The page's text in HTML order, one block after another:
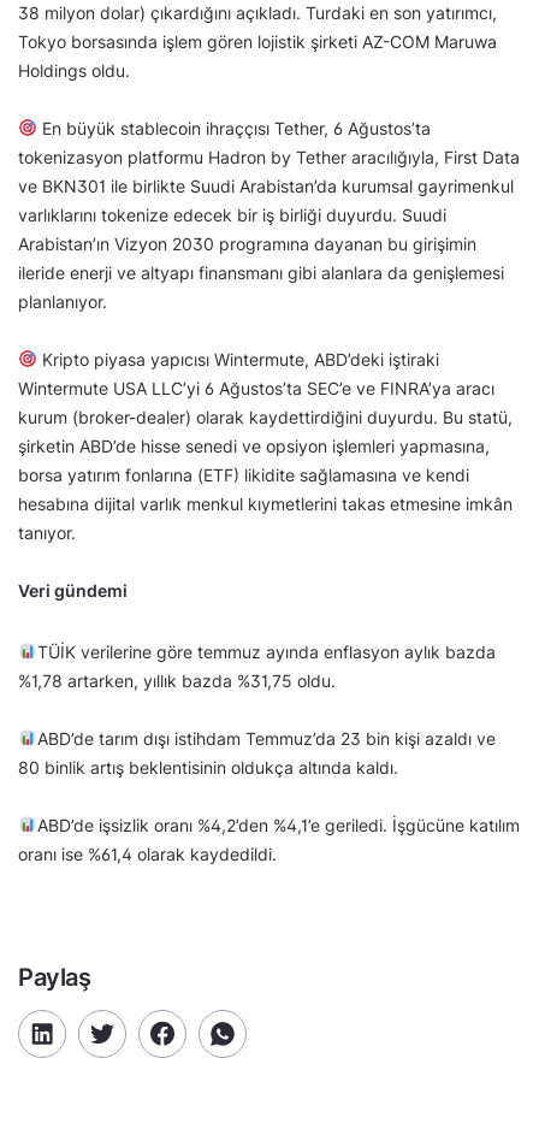
38 milyon dolar) çıkardığını açıkladı. Turdaki en son yatırımcı,
Tokyo borsasında işlem gören lojistik şirketi AZ-COM Maruwa
Holdings oldu.
En büyük stablecoin ihraççısı Tether, 6 Ağustos’ta
tokenizasyon platformu Hadron by Tether aracılığıyla, First Data
ve BKN301 ile birlikte Suudi Arabistan’da kurumsal gayrimenkul
varlıklarını tokenize edecek bir iş birliği duyurdu. Suudi
Arabistan’ın Vizyon 2030 programına dayanan bu girişimin
ileride enerji ve altyapı finansmanı gibi alanlara da genişlemesi
planlanıyor.
Kripto piyasa yapıcısı Wintermute, ABD’deki iştiraki
Wintermute USA LLC’yi 6 Ağustos’ta SEC’e ve FINRA’ya aracı
kurum (broker-dealer) olarak kaydettirdiğini duyurdu. Bu statü,
şirketin ABD’de hisse senedi ve opsiyon işlemleri yapmasına,
borsa yatırım fonlarına (ETF) likidite sağlamasına ve kendi
hesabına dijital varlık menkul kıymetlerini takas etmesine imkân
tanıyor.
Veri gündemi
TÜİK verilerine göre temmuz ayında enflasyon aylık bazda
%1,78 artarken, yıllık bazda %31,75 oldu.
ABD’de tarım dışı istihdam Temmuz’da 23 bin kişi azaldı ve
80 binlik artış beklentisinin oldukça altında kaldı.
ABD’de işsizlik oranı %4,2’den %4,1’e geriledi. İşgücüne katılım
oranı ise %61,4 olarak kaydedildi.
Paylaş